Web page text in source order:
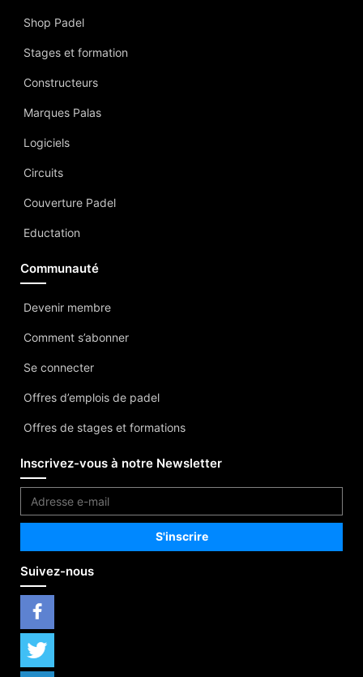
Shop Padel
Stages et formation
Constructeurs
Marques Palas
Logiciels
Circuits
Couverture Padel
Eductation
Communauté
Devenir membre
Comment s’abonner
Se connecter
Offres d’emplois de padel
Offres de stages et formations
Inscrivez-vous à notre Newsletter
Suivez-nous